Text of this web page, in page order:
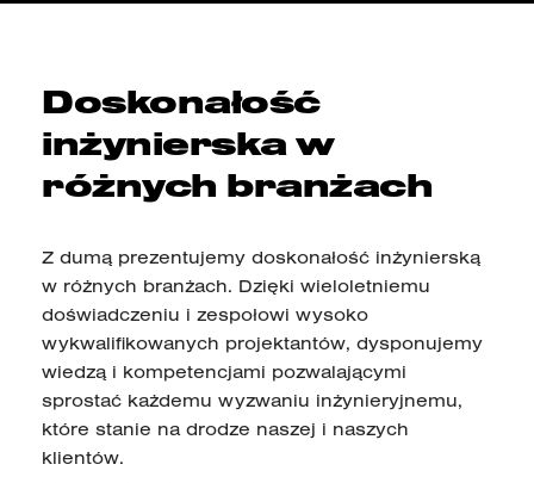
Doskonałość
inżynierska w
różnych branżach
Z dumą prezentujemy doskonałość inżynierską
w różnych branżach. Dzięki wieloletniemu
doświadczeniu i zespołowi wysoko
wykwalifikowanych projektantów, dysponujemy
wiedzą i kompetencjami pozwalającymi
sprostać każdemu wyzwaniu inżynieryjnemu,
które stanie na drodze naszej i naszych
klientów.